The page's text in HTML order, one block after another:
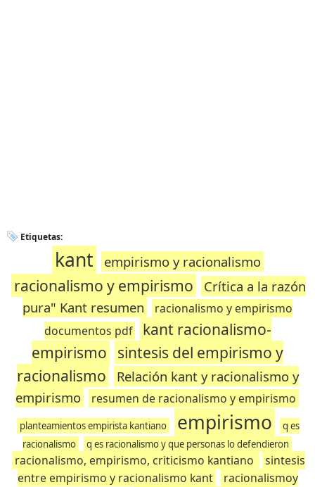
Etiquetas:
kant empirismo y racionalismo
racionalismo y empirismo
Crítica a la razón
pura" Kant resumen
racionalismo y empirismo
documentos pdf
kant racionalismo-
empirismo sintesis del empirismo y
racionalismo
Relación kant y racionalismo y
empirismo
resumen de racionalismo y empirismo
planteamientos empirista kantiano empirismo
q es
racionalismo
q es racionalismo y que personas lo defendieron
racionalismo, empirismo, criticismo kantiano
sintesis
entre empirismo y racionalismo kant
racionalismoy